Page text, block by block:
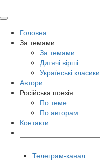
Головна
За темами
За темами
Дитячі вірші
Українські класики
Автори
Російська поезія
По теме
По авторам
Контакти
Телеграм-канал